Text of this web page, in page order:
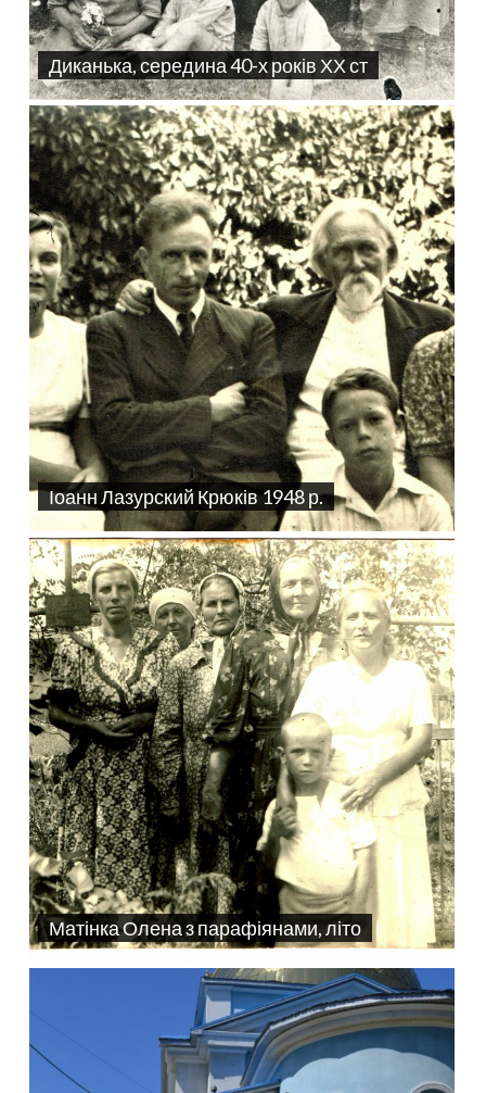
Диканька, середина 40-х років ХХ ст
Іоанн Лазурский Крюків 1948 р.
Матінка Олена з парафіянами, літо